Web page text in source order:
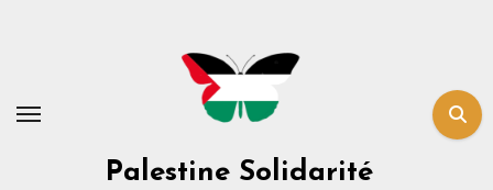
Palestine Solidarité